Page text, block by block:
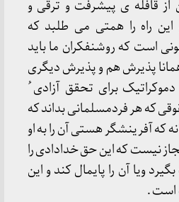
از قافله ی پیشرفت و ترقی و
راه را همتی می طلبد که
است که روشنفکران ما باید
پذیرش هم و پذیرش دیگری
برای تحقق آزادی
که هر فردمسلمانی بداند که
که آفرینشگر هستی آن را به او
نیست که این حق خدادادی را
ویا آن را پایمال کند و این
است .